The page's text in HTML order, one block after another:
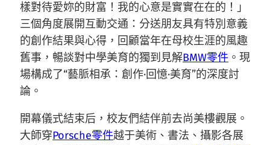
樣對待愛妳的財富！我的心意是實實在在的！」
三個角度展開互動交通：分送朋友具有特別意義
的創作結果與心得，回顧當年在母校生涯的風趣
舊事，暢談對中學美育的獨到見解BMW零件 。現
場構成了“藝脈相承：創作·回憶·美育”的深度討
論。
開幕儀式結束后，校友們結伴前去尚美樓觀展。
大師穿Porsche零件越于美術、書法、攝影各展